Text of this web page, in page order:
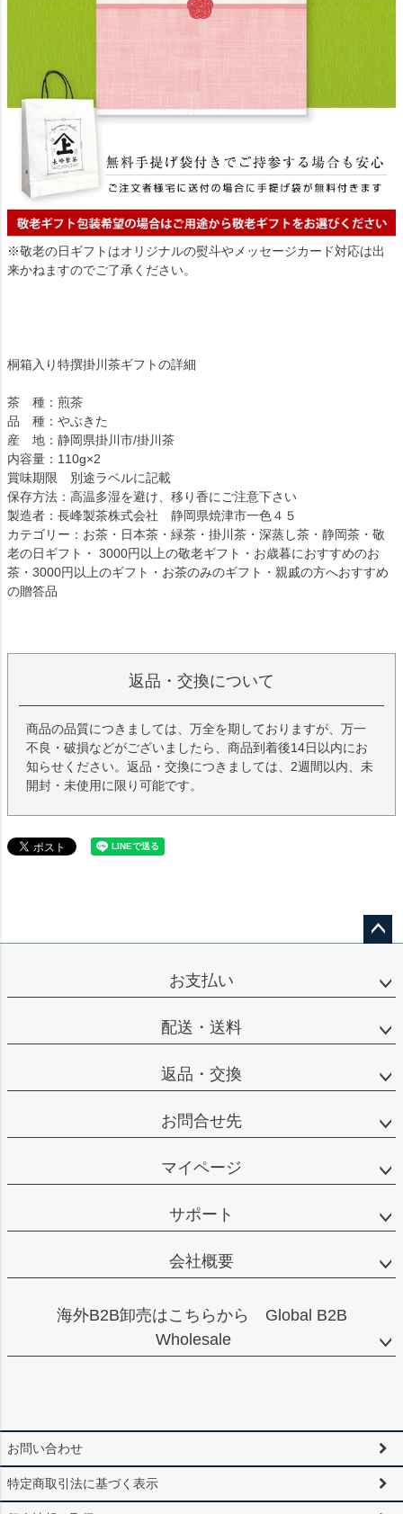
※敬老の日ギフトはオリジナルの熨斗やメッセージカード対応は出
来かねますのでご了承ください。
桐箱入り特撰掛川茶ギフトの詳細
茶 種：煎茶
品 種：やぶきた
産 地：静岡県掛川市/掛川茶
内容量：110g×2
賞味期限 別途ラベルに記載
保存方法：高温多湿を避け、移り香にご注意下さい
製造者：長峰製茶株式会社 静岡県焼津市一色４５
カテゴリー：お茶・日本茶・緑茶・掛川茶・深蒸し茶・静岡茶・敬
老の日ギフト・ 3000円以上の敬老ギフト・お歳暮におすすめのお
茶・3000円以上のギフト・お茶のみのギフト・親戚の方へおすすめ
の贈答品
返品・交換について
商品の品質につきましては、万全を期しておりますが、万一
不良・破損などがございましたら、商品到着後14日以内にお
知らせください。返品・交換につきましては、2週間以内、未
開封・未使用に限り可能です。
ップ
お支払い
配送・送料
返品・交換
お問合せ先
マイページ
サポート
会社概要
海外B2B卸売はこちらから Global B2B
Wholesale
お問い合わせ
特定商取引法に基づく表示